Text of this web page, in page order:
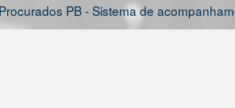
PB - Sistema de